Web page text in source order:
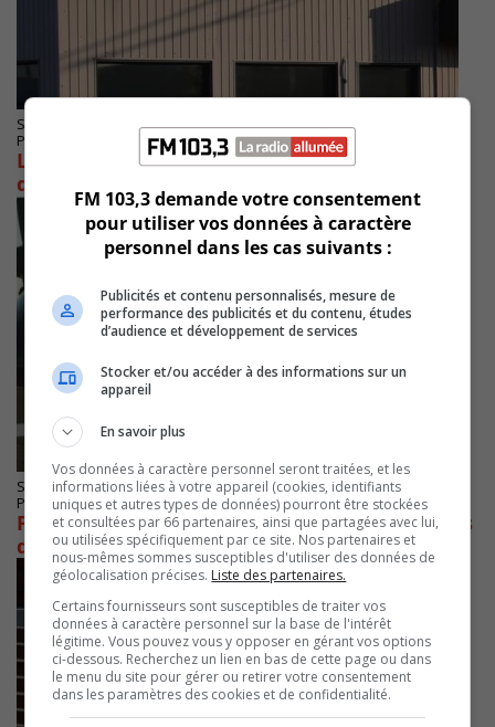
SAINT-HUBERT
Publié le 30 octobre 2024 à 06h44
Luc Poirier entre dans la danse pour les avoir
de Chrono
SAINT-HUBERT
Publié le 21 octobre 2024 à 06h59
Pierre-Karl Péladeau viserait l’achat d’actions
de Chrono
FM 103,3 demande votre consentement
pour utiliser vos données à caractère
personnel dans les cas suivants :
Publicités et contenu personnalisés, mesure de
performance des publicités et du contenu, études
d’audience et développement de services
Stocker et/ou accéder à des informations sur un
appareil
En savoir plus
Vos données à caractère personnel seront traitées, et les
informations liées à votre appareil (cookies, identifiants
uniques et autres types de données) pourront être stockées
et consultées par 66 partenaires, ainsi que partagées avec lui,
ou utilisées spécifiquement par ce site. Nos partenaires et
nous-mêmes sommes susceptibles d'utiliser des données de
géolocalisation précises. Liste des partenaires.
Certains fournisseurs sont susceptibles de traiter vos
données à caractère personnel sur la base de l'intérêt
légitime. Vous pouvez vous y opposer en gérant vos options
ci-dessous. Recherchez un lien en bas de cette page ou dans
le menu du site pour gérer ou retirer votre consentement
dans les paramètres des cookies et de confidentialité.